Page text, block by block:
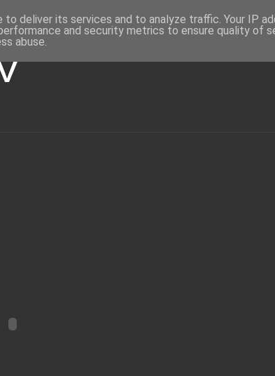
deliver its services and to analyze traffic. Your IP
and security metrics to ensure quality of
abuse.